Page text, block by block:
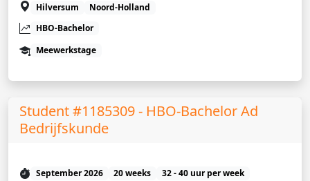
Hilversum
Noord-Holland
HBO-Bachelor
Meewerkstage
Student #1185309 - HBO-Bachelor Ad
Bedrijfskunde
September 2026 20 weeks
32 - 40 uur per week